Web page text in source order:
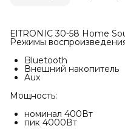
ElTRONIC 30-58 Home
Режимы
Bluetooth
Внешний накопитель
Aux
Мощность:
номинал 400Вт
пик 4000Вт